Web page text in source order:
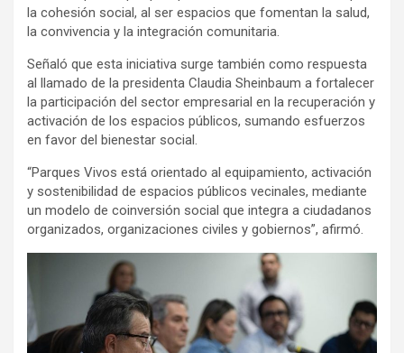
la cohesión social, al ser espacios que fomentan la salud,
la convivencia y la integración comunitaria.
Señaló que esta iniciativa surge también como respuesta
al llamado de la presidenta Claudia Sheinbaum a fortalecer
la participación del sector empresarial en la recuperación y
activación de los espacios públicos, sumando esfuerzos
en favor del bienestar social.
“Parques Vivos está orientado al equipamiento, activación
y sostenibilidad de espacios públicos vecinales, mediante
un modelo de coinversión social que integra a ciudadanos
organizados, organizaciones civiles y gobiernos”, afirmó.